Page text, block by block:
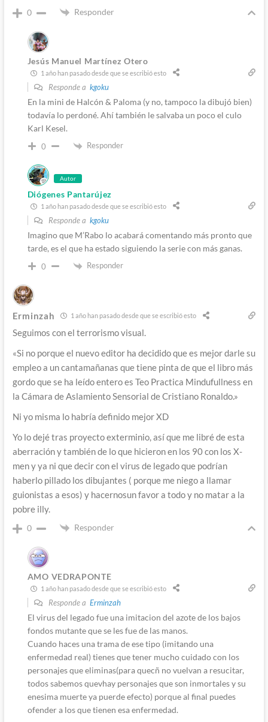
0 Responder
Jesús Manuel Martínez Otero
1 año han pasado desde que se escribió esto
Responde a kgoku
En la mini de Halcón & Paloma (y no, tampoco la dibujó bien)
todavía lo perdoné. Ahí también le salvaba un poco el culo
Karl Kesel.
0 Responder
Autor
Diógenes Pantarújez
1 año han pasado desde que se escribió esto
Responde a kgoku
Imagino que M’Rabo lo acabará comentando más pronto que
tarde, es el que ha estado siguiendo la serie con más ganas.
0 Responder
Erminzah 1 año han pasado desde que se escribió esto
Seguimos con el terrorismo visual.
«Si no porque el nuevo editor ha decidido que es mejor darle su
empleo a un cantamañanas que tiene pinta de que el libro más
gordo que se ha leído entero es Teo Practica Mindufullness en
la Cámara de Aslamiento Sensorial de Cristiano Ronaldo.»
Ni yo misma lo habría definido mejor XD
Yo lo dejé tras proyecto exterminio, así que me libré de esta
aberración y también de lo que hicieron en los 90 con los X-
men y ya ni que decir con el virus de legado que podrían
haberlo pillado los dibujantes ( porque me niego a llamar
guionistas a esos) y hacernosun favor a todo y no matar a la
pobre illy.
0 Responder
AMO VEDRAPONTE
1 año han pasado desde que se escribió esto
Responde a Erminzah
El virus del legado fue una imitacion del azote de los bajos
fondos mutante que se les fue de las manos.
Cuando haces una trama de ese tipo (imitando una
enfermedad real) tienes que tener mucho cuidado con los
personajes que eliminas(para quecñ no vuelvan a resucitar,
todos sabemos quevhay personajes que son inmortales y su
enesima muerte ya puerde efecto) porque al final puedes
ofender a los que tienen esa enfermedad.